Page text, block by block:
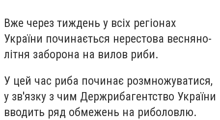
Вже через тиждень у всіх регіонах
України починається нерестова весняно-
літня заборона на вилов риби.
У цей час риба починає розмножуватися,
у зв'язку з чим Держрибагентство України
вводить ряд обмежень на риболовлю.